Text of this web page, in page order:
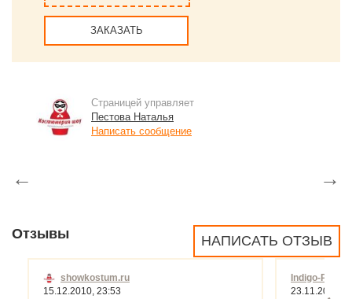
ЗАКАЗАТЬ
Страницей управляет
Пестова Наталья
Написать сообщение
← →
НАПИСАТЬ ОТЗЫВ
Отзывы
showkostum.ru
15.12.2010, 23:53
Indigo-PRO
23.11.2010,